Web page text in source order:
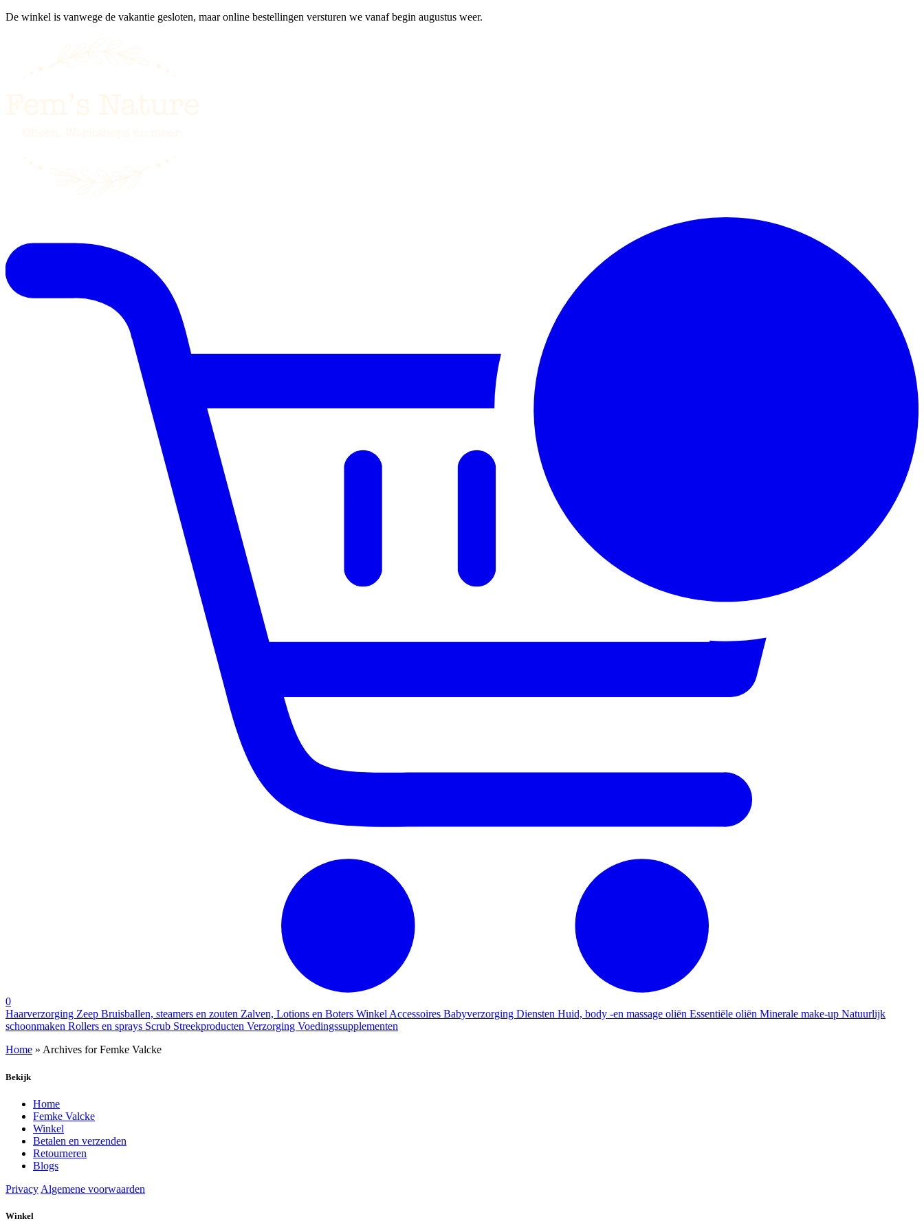
De winkel is vanwege de vakantie gesloten, maar online bestellingen versturen we vanaf begin augustus weer.
0
Haarverzorging Zeep Bruisballen, steamers en zouten Zalven, Lotions en Boters WinkelAccessoires Babyverzorging Diensten Huid, body -en massage oliën Essentiële oliën Minerale make-up Natuurlijk
schoonmaken Rollers en sprays Scrub Streekproducten Verzorging Voedingssupplementen
Home » Archives for Femke Valcke
Bekijk
Home
Femke Valcke
Winkel
Betalen en verzenden
Retourneren
Blogs
Privacy Algemene voorwaarden
Winkel